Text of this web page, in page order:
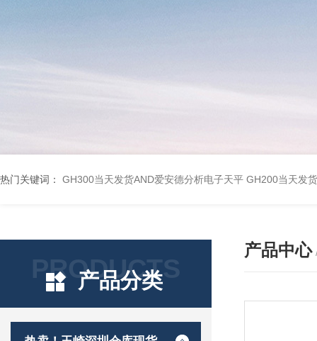
热门关键词： GH300当天发货AND爱安德分析电子天平 GH200当天发
PRODUCTS
产品分类
产品中心